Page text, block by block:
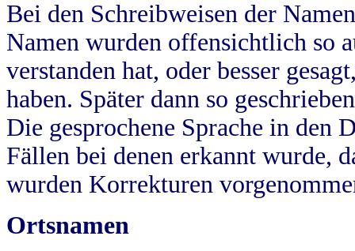
Bei den Schreibweisen der
Namen wurden offensichtlich so
verstanden hat, oder besser
haben. Später dann so
Die gesprochene Sprache in
Fällen bei denen erkannt wurde,
wurden Korrekturen
Ortsnamen